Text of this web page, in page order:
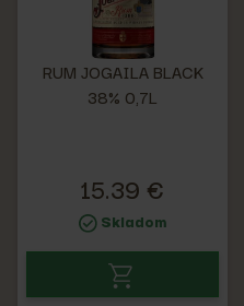
RUM JOGAILA BLACK
38% 0,7L
15.39 €
Skladom